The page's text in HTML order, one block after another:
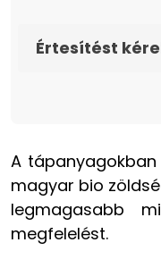
Értesítést
A
magyar bio
legmagasabb
megfelelést.